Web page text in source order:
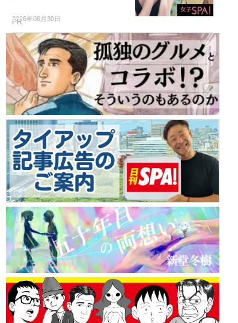
2026年06月30日
PR